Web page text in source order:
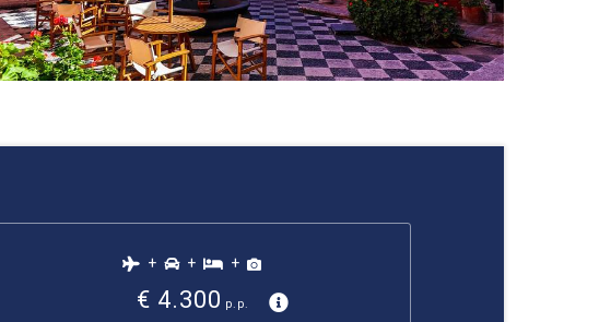
+ + +
€ 4.300 p.p.